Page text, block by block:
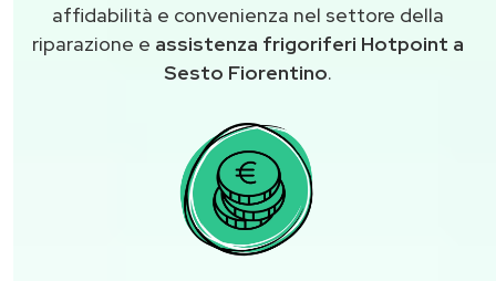
affidabilità e convenienza nel settore della
riparazione e assistenza frigoriferi Hotpoint a
Sesto Fiorentino.